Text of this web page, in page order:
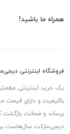
همراه ما باشید!
فروشگاه اینترنتی
یک خرید اینترنتی
باکیفیت و دارای قیمت
برساند و ضمانت بازگشت
دیجی‌مارکت سال‌هاست بر